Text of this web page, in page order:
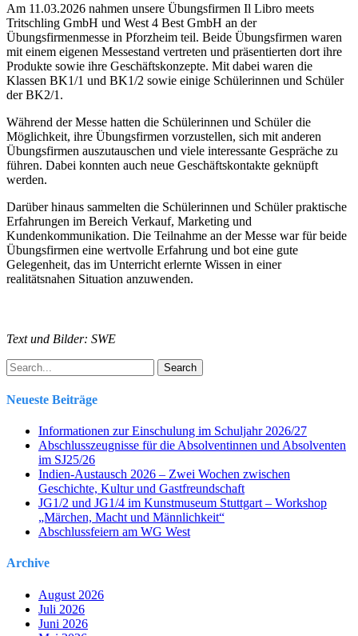
Am 11.03.2026 nahmen unsere Übungsfirmen Il Libro meets
Tritschling GmbH und West 4 Best GmbH an der
Übungsfirmenmesse in Pforzheim teil. Beide Übungsfirmen waren
mit einem eigenen Messestand vertreten und präsentierten dort ihre
Produkte sowie ihre Geschäftskonzepte. Mit dabei waren die
Klassen BK1/1 und BK1/2 sowie einige Schülerinnen und Schüler
der BK2/1.
Während der Messe hatten die Schülerinnen und Schüler die
Möglichkeit, ihre Übungsfirmen vorzustellen, sich mit anderen
Übungsfirmen auszutauschen und viele interessante Gespräche zu
führen. Dabei konnten auch neue Geschäftskontakte geknüpft
werden.
Darüber hinaus sammelten die Schülerinnen und Schüler praktische
Erfahrungen im Bereich Verkauf, Marketing und
Kundenkommunikation. Die Teilnahme an der Messe war für beide
Übungsfirmen eine wertvolle Erfahrung und bot eine gute
Gelegenheit, das im Unterricht erlernte Wissen in einer
realitätsnahen Situation anzuwenden.
Text und Bilder: SWE
Search
Neueste Beiträge
Informationen zur Einschulung im Schuljahr 2026/27
Abschlusszeugnisse für die Absolventinnen und Absolventen
im SJ25/26
Indien-Austausch 2026 – Zwei Wochen zwischen
Geschichte, Kultur und Gastfreundschaft
JG1/2 und JG1/4 im Kunstmuseum Stuttgart – Workshop
„Märchen, Macht und Männlichkeit“
Abschlussfeiern am WG West
Archive
August 2026
Juli 2026
Juni 2026